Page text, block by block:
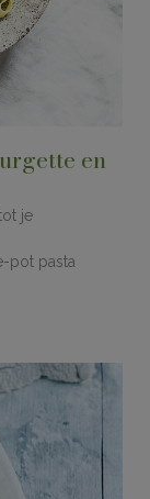
en
je
pot pasta